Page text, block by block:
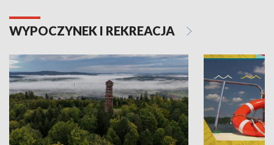
WYPOCZYNEK I REKREACJA